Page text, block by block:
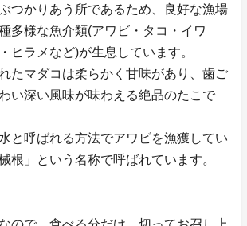
つかりあう所であるため、良好な漁場
多様な魚介類(アワビ・タコ・イワ
ヒラメなど)が生息しています。
たマダコは柔らかく甘味があり、歯ご
い深い風味が味わえる絶品のたこで
と呼ばれる方法でアワビを漁獲してい
根」という名称で呼ばれています。